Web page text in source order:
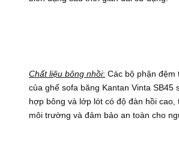
Chất liệu bông nhồi: Các bộ phận đệm
của ghế sofa băng Kantan Vinta SB45
hợp bông và lớp lót có độ đàn hồi cao,
môi trường và đảm bảo an toàn cho